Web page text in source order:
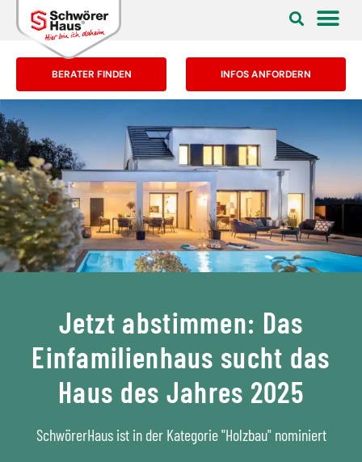
BERATER FINDEN INFOS ANFORDERN
Jetzt abstimmen: Das
Einfamilienhaus sucht das
Haus des Jahres 2025
SchwörerHaus ist in der Kategorie "Holzbau" nominiert